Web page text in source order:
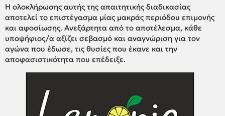
Η ολοκλήρωσης αυτής της απαιτητικής διαδικασίας
αποτελεί το επιστέγασμα μίας μακράς περιόδου επιμονής
και αφοσίωσης. Ανεξάρτητα από το αποτέλεσμα, κάθε
υποψήφιος/α αξίζει σεβασμό και αναγνώριση για τον
αγώνα που έδωσε, τις θυσίες που έκανε και την
αποφασιστικότητα που επέδειξε.